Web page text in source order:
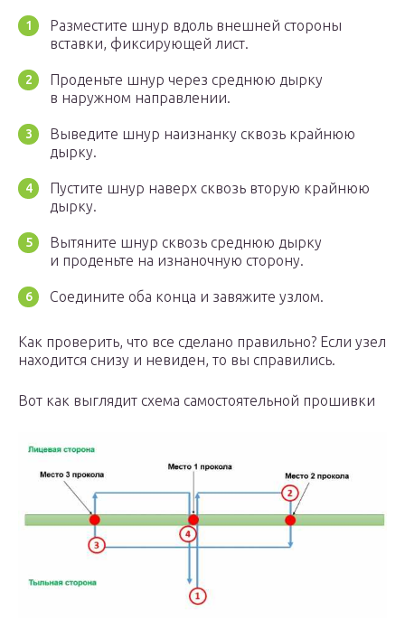
Разместите шнур вдоль внешней стороны
вставки, фиксирующей лист.
Проденьте шнур через среднюю дырку
в наружном направлении.
Выведите шнур наизнанку сквозь крайнюю
дырку.
Пустите шнур наверх сквозь вторую крайнюю
дырку.
Вытяните шнур сквозь среднюю дырку
и проденьте на изнаночную сторону.
Соедините оба конца и завяжите узлом.
Как проверить, что все сделано правильно? Если узел
находится снизу и невиден, то вы справились.
Вот как выглядит схема самостоятельной прошивки